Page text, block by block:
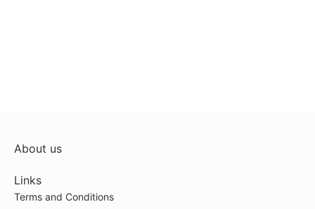
About us
Links
Terms and Conditions